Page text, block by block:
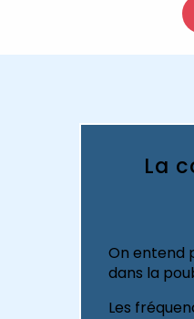
La
On entend
dans la
Les